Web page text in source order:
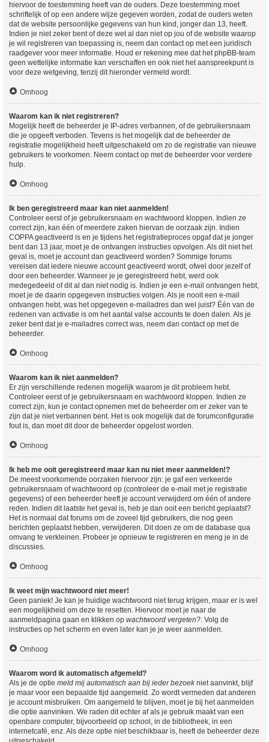
hiervoor de toestemming heeft van de ouders. Deze toestemming moet
schriftelijk of op een andere wijze gegeven worden, zodat de ouders weten
dat de website persoonlijke gegevens van hun kind, jonger dan 13, heeft.
Indien je niet zeker bent of deze wet al dan niet op jou of de website waarop
je wil registreren van toepassing is, neem dan contact op met een juridisch
raadgever voor meer informatie. Houd er rekening mee dat het phpBB-team
geen wettelijke informatie kan verschaffen en ook niet het aanspreekpunt is
voor deze wetgeving, tenzij dit hieronder vermeld wordt.
Omhoog
Waarom kan ik niet registreren?
Mogelijk heeft de beheerder je IP-adres verbannen, of de gebruikersnaam
die je opgeeft verboden. Tevens is het mogelijk dat de beheerder de
registratie mogelijkheid heeft uitgeschakeld om zo de registratie van nieuwe
gebruikers te voorkomen. Neem contact op met de beheerder voor verdere
hulp.
Omhoog
Ik ben geregistreerd maar kan niet aanmelden!
Controleer eerst of je gebruikersnaam en wachtwoord kloppen. Indien ze
correct zijn, kan één of meerdere zaken hiervan de oorzaak zijn. Indien
COPPA geactiveerd is en je tijdens het registratieproces opgaf dat je jonger
bent dan 13 jaar, moet je de ontvangen instructies opvolgen. Als dit niet het
geval is, moet je account dan geactiveerd worden? Sommige forums
vereisen dat iedere nieuwe account geactiveerd wordt, ofwel door jezelf of
door een beheerder. Wanneer je je geregistreerd hebt, werd ook
medegedeeld of dit al dan niet nodig is. Indien je een e-mail ontvangen hebt,
moet je de daarin opgegeven instructies volgen. Als je nooit een e-mail
ontvangen hebt, was het opgegeven e-mailadres dan wel juist? Één van de
redenen van activatie is om het aantal valse accounts te doen dalen. Als je
zeker bent dat je e-mailadres correct was, neem dan contact op met de
beheerder.
Omhoog
Waarom kan ik niet aanmelden?
Er zijn verschillende redenen mogelijk waarom je dit probleem hebt.
Controleer eerst of je gebruikersnaam en wachtwoord kloppen. Indien ze
correct zijn, kun je contact opnemen met de beheerder om er zeker van te
zijn dat je niet verbannen bent. Het is ook mogelijk dat de forumconfiguratie
fout is, dan moet dit door de beheerder opgelost worden.
Omhoog
Ik heb me ooit geregistreerd maar kan nu niet meer aanmelden!?
De meest voorkomende oorzaken hiervoor zijn: je gaf een verkeerde
gebruikersnaam of wachtwoord op (controleer de e-mail met je registratie
gegevens) of een beheerder heeft je account verwijderd om één of andere
reden. Indien dit laatste het geval is, heb je dan ooit een bericht geplaatst?
Het is normaal dat forums om de zoveel tijd gebruikers, die nog geen
berichten geplaatst hebben, verwijderen. Dit doen ze om de database qua
omvang te verkleinen. Probeer je opnieuw te registreren en meng je in de
discussies.
Omhoog
Ik weet mijn wachtwoord niet meer!
Geen paniek! Je kan je huidige wachtwoord niet terug krijgen, maar er is wel
een mogelijkheid om deze te resetten. Hiervoor moet je naar de
aanmeldpagina gaan en klikken op wachtwoord vergeten?. Volg de
instructies op het scherm en even later kan je je weer aanmelden.
Omhoog
Waarom word ik automatisch afgemeld?
Als je de optie meld mij automatisch aan bij ieder bezoekniet aanvinkt, blijf
je maar voor een bepaalde tijd aangemeld. Zo wordt vermeden dat anderen
je account misbruiken. Om aangemeld te blijven, moet je bij het aanmelden
die optie aanvinken. We raden dit echter af als je gebruik maakt van een
openbare computer, bijvoorbeeld op school, in de bibliotheek, in een
internetcafé, enz. Als deze optie niet beschikbaar is, heeft de beheerder deze